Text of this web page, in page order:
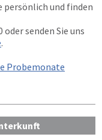
persönlich und finden
oder senden Sie uns
.
Probemonate